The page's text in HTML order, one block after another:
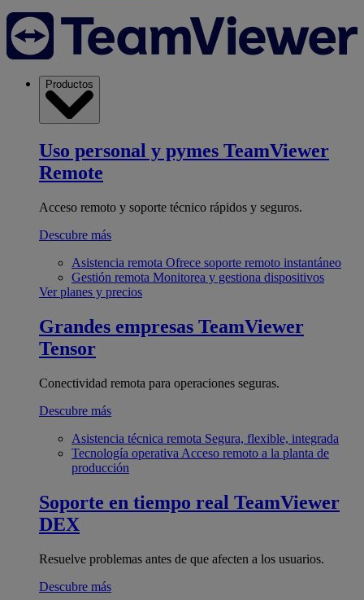
Productos
Uso personal y pymes TeamViewer
Remote
Acceso remoto y soporte técnico rápidos y seguros.
Descubre más
Asistencia remota Ofrece soporte remoto instantáneo
Gestión remota Monitorea y gestiona dispositivos
Ver planes y precios
Grandes empresas TeamViewer
Tensor
Conectividad remota para operaciones seguras.
Descubre más
Asistencia técnica remota Segura, flexible, integrada
Tecnología operativa Acceso remoto a la planta de
producción
Soporte en tiempo real TeamViewer
DEX
Resuelve problemas antes de que afecten a los usuarios.
Descubre más